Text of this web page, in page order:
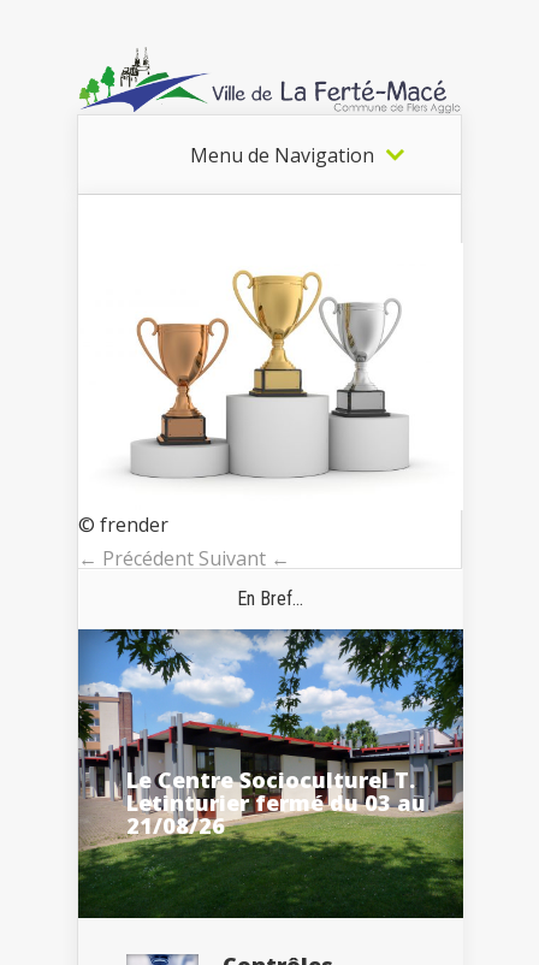
Menu de Navigation
© frender
← Précédent Suivant ←
En Bref...
Le Centre Socioculturel T.
Letinturier fermé du 03 au
21/08/26